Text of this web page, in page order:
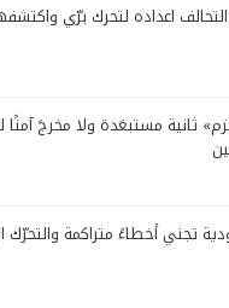
اعداده لتحرك برّي
ثانية مستبعَدة ولا مخرجَ آمنًا
تجني أخطاءً متراكمة